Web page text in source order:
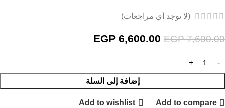
(لا توجد أي مراجعات)
EGP7,600.00
EGP 6,600.00
إضافة إلى السلة
Add to compare
Add to wishlist